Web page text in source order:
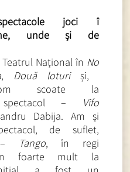
joci î
unde și de
ul Național în No
, Două loturi și,
scoate la
–
Vifo
Dabija. Am și
de suflet,
Tango, în regi
foarte mult la